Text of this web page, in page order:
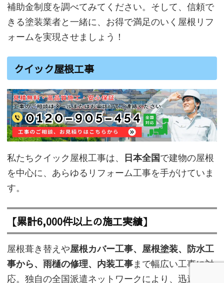
補助金制度を調べてみてください。そして、信頼で
きる塗装業者と一緒に、お得で満足のいく屋根リフ
ォームを実現させましょう！
クイック屋根工事
私たちクイック屋根工事は、 日本全国で建物の屋根
を中心に、あらゆるリフォーム工事を手がけていま
す。
【累計6,000件以上の施工実績】
屋根葺き替えや屋根カバー工事、屋根塗装、防水工
事から、雨樋の修理、内装工事まで幅広い工事に対
応。独自の全国派遣ネットワークにより、迅速な対